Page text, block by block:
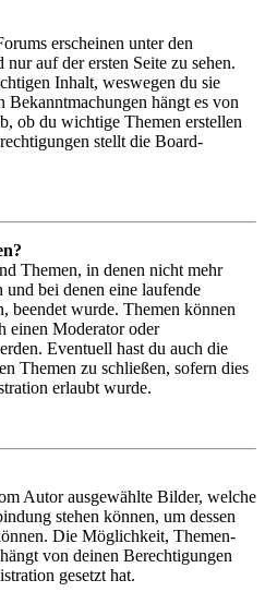
erscheinen unter den
auf der ersten Seite zu sehen.
Inhalt, weswegen du sie
Bekanntmachungen hängt es von
ob du wichtige Themen erstellen
stellt die Board-
Themen, in denen nicht mehr
bei denen eine laufende
beendet wurde. Themen können
einen Moderator oder
Eventuell hast du auch die
Themen zu schließen, sofern dies
erlaubt wurde.
Autor ausgewählte Bilder, welche
stehen können, um dessen
Die Möglichkeit, Themen-
von deinen Berechtigungen
gesetzt hat.